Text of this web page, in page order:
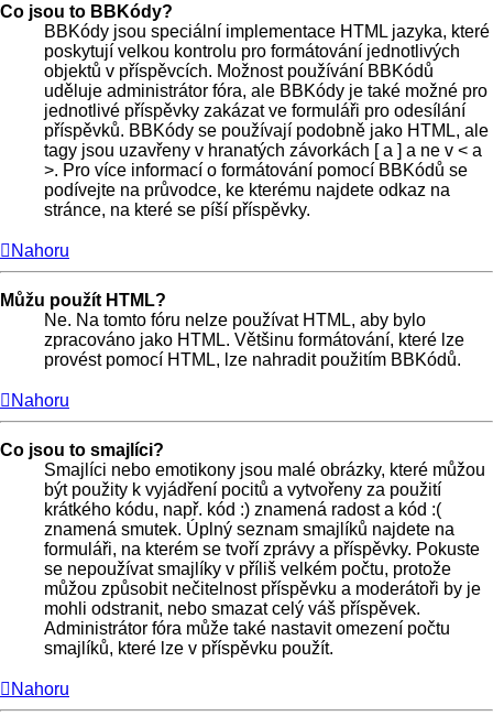
Co jsou to BBKódy?
BBKódy jsou speciální implementace HTML jazyka, které
poskytují velkou kontrolu pro formátování jednotlivých
objektů v příspěvcích. Možnost používání BBKódů
uděluje administrátor fóra, ale BBKódy je také možné pro
jednotlivé příspěvky zakázat ve formuláři pro odesílání
příspěvků. BBKódy se používají podobně jako HTML, ale
tagy jsou uzavřeny v hranatých závorkách [ a ] a ne v < a
>. Pro více informací o formátování pomocí BBKódů se
podívejte na průvodce, ke kterému najdete odkaz na
stránce, na které se píší příspěvky.
Nahoru
Můžu použít HTML?
Ne. Na tomto fóru nelze používat HTML, aby bylo
zpracováno jako HTML. Většinu formátování, které lze
provést pomocí HTML, lze nahradit použitím BBKódů.
Nahoru
Co jsou to smajlíci?
Smajlíci nebo emotikony jsou malé obrázky, které můžou
být použity k vyjádření pocitů a vytvořeny za použití
krátkého kódu, např. kód :) znamená radost a kód :(
znamená smutek. Úplný seznam smajlíků najdete na
formuláři, na kterém se tvoří zprávy a příspěvky. Pokuste
se nepoužívat smajlíky v příliš velkém počtu, protože
můžou způsobit nečitelnost příspěvku a moderátoři by je
mohli odstranit, nebo smazat celý váš příspěvek.
Administrátor fóra může také nastavit omezení počtu
smajlíků, které lze v příspěvku použít.
Nahoru